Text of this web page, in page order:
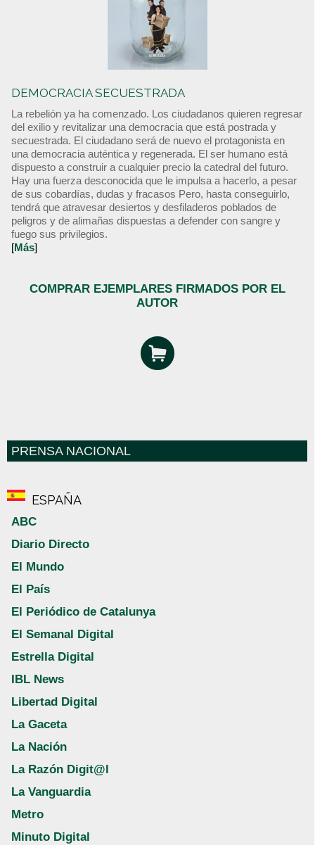
DEMOCRACIA SECUESTRADA
La rebelión ya ha comenzado. Los ciudadanos quieren regresar
del exilio y revitalizar una democracia que está postrada y
secuestrada. El ciudadano será de nuevo el protagonista en
una democracia auténtica y regenerada. El ser humano está
dispuesto a construir a cualquier precio la catedral del futuro.
Hay una fuerza desconocida que le impulsa a hacerlo, a pesar
de sus cobardías, dudas y fracasos Pero, hasta conseguirlo,
tendrá que atravesar desiertos y desfiladeros poblados de
peligros y de alimañas dispuestas a defender con sangre y
fuego sus privilegios.
[Más]
COMPRAR EJEMPLARES FIRMADOS POR EL
AUTOR
PRENSA NACIONAL
ESPAÑA
ABC
Diario Directo
El Mundo
El País
El Periódico de Catalunya
El Semanal Digital
Estrella Digital
IBL News
Libertad Digital
La Gaceta
La Nación
La Razón Digit@l
La Vanguardia
Metro
Minuto Digital